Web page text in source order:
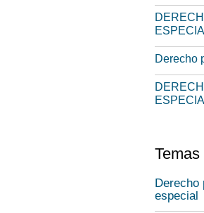
Derecho
Derecho
especial